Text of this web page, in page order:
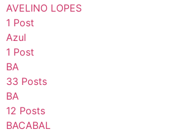
AVELINO LOPES
1 Post
Azul
1 Post
BA
33 Posts
BA
12 Posts
BACABAL